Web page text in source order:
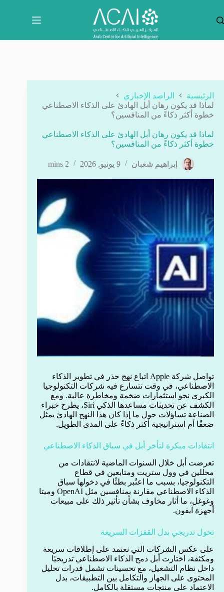
المحتوى
الرئيسية
الراصد الإخباري
لماذا قد يكون رهان أبل الهادئ على الذكاء الاصطناعي
خطوة أكثر ذكاءً من المنافسين؟
لماذا قد يكون رهان أبل الهادئ على الذكاء الاصطناعي
خطوة أكثر ذكاءً من المنافسين؟
إبراهيم شعبان 9 يونيو, 2026 2 mins
تواصل شركة Apple اتباع نهج حذر في تطوير الذكاء
الاصطناعي، في وقت تتسارع فيه شركات التكنولوجيا
الكبرى نحو استثمارات ضخمة ومخاطرة عالية. ومع
الكشف عن تحديثات مساعدها الذكي Siri، يطرح خبراء
الصناعة تساؤلات حول ما إذا كان هذا النهج الهادئ يمثل
ضعفًا أم استراتيجية أكثر ذكاءً على المدى الطويل.
انتقادات مبكرة لتأخر أبل في سباق الذكاء الاصطناعي
تعرضت أبل خلال السنوات الماضية لانتقادات من
محللين في وول ستريت ومتابعين في قطاع
التكنولوجيا، بسبب ما اعتُبر بطئًا في دخولها سباق
الذكاء الاصطناعي مقارنة بمنافسين مثل OpenAI وميتا
وغوغل، ما أثار مخاوف بشأن تأثير ذلك على مبيعات
أجهزة آيفون.
تحول تدريجي بدل القفزات السريعة
على عكس الشركات التي تعتمد على إطلاقات سريعة
ومكثفة، اختارت أبل دمج الذكاء الاصطناعي تدريجيًا
داخل نظام التشغيل، مع تحسينات تشمل قدرات تحليل
المحتوى على الجهاز والتكامل بين التطبيقات، بدل
الاعتماد على منتجات مستقلة بالكامل.